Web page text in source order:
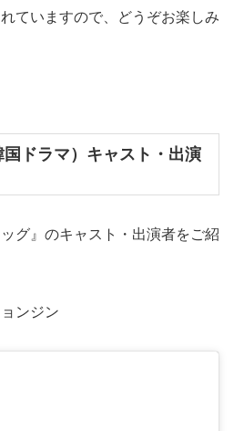
ていますので、どうぞお楽しみ
ドラマ）キャスト・出演
グ』のキャスト・出演者をご紹
ンジン